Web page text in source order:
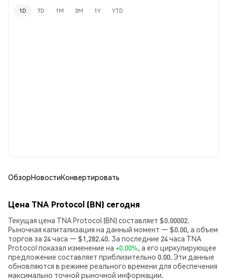
1D 7D 1M 3M 1Y YTD
ОбзорНовостиКонвертировать
Цена TNA Protocol (BN) сегодня
Текущая цена TNA Protocol (BN) составляет $0.00002.
Рыночная капитализация на данный момент — $0.00, а объем
торгов за 24 часа — $1,282.40. За последние 24 часа TNA
Protocol показал изменение на +0.00%, а его циркулирующее
предложение составляет приблизительно 0.00. Эти данные
обновляются в режиме реального времени для обеспечения
максимально точной рыночной информации.